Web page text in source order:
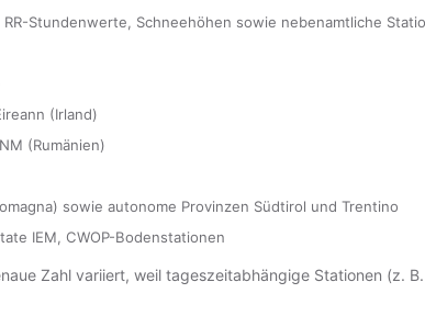
Stundenwerte, Schneehöhen sowie nebenamtliche
(Irland)
(Rumänien)
sowie autonome Provinzen Südtirol und Trentino
IEM, CWOP-Bodenstationen
Zahl variiert, weil tageszeitabhängige Stationen (z. B.